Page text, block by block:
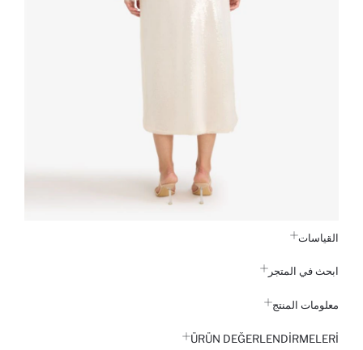
القياسات
ابحث في المتجر
معلومات المنتج
ÜRÜN DEĞERLENDİRMELERİ